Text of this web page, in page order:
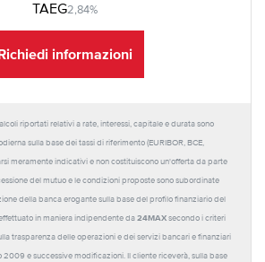
TAEG2,84%
Richiedi informazioni
riportati relativi a rate, interessi, capitale e durata sono
sulla base dei tassi di riferimento (EURIBOR, BCE,
meramente indicativi e non costituiscono un'offerta da parte
del mutuo e le condizioni proposte sono subordinate
della banca erogante sulla base del profilo finanziario del
in maniera indipendente da 24MAX secondo i criteri
trasparenza delle operazioni e dei servizi bancari e finanziari
e successive modificazioni. Il cliente riceverà, sulla base